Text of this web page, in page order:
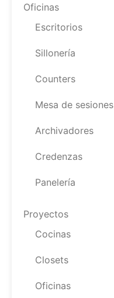
Oficinas
Escritorios
Sillonería
Counters
Mesa de sesiones
Archivadores
Credenzas
Panelería
Proyectos
Cocinas
Closets
Oficinas